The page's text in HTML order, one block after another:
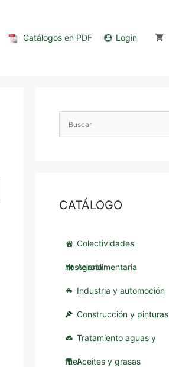
Catálogos en PDF Login
CATÁLOGO
Colectividades
hostelería
Agroalimentaria
Industria y automoción
Construcción y pinturas
Tratamiento aguas y
fuelAceites y grasas